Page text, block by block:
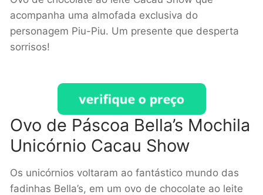
acompanha uma almofada exclusiva do
personagem Piu-Piu. Um presente que desperta
sorrisos!
Ovo de Páscoa Bella’s Mochila
Unicórnio Cacau Show
Os unicórnios voltaram ao fantástico mundo das
fadinhas Bella’s, em um ovo de chocolate ao leite